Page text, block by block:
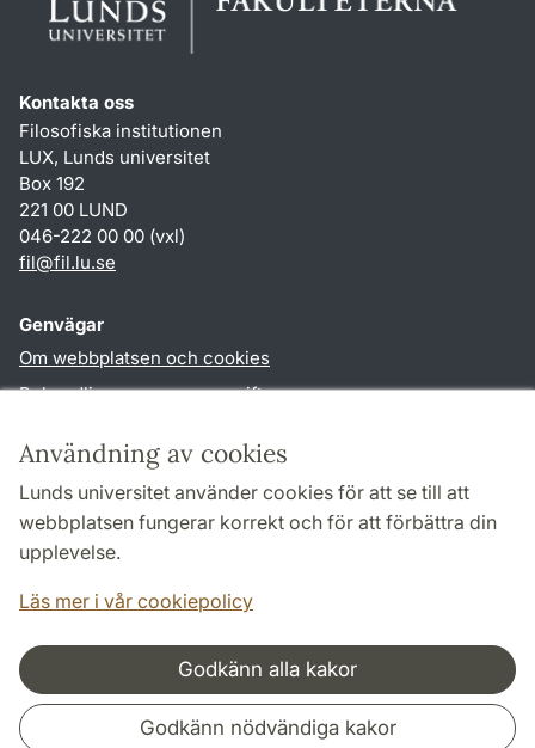
Användning av cookies
Lunds universitet använder cookies för att se till att
webbplatsen fungerar korrekt och för att förbättra din
upplevelse.
Läs mer i vår cookiepolicy
Godkänn alla kakor
Godkänn nödvändiga kakor
Kontakta oss
Filosofiska institutionen
LUX, Lunds universitet
Box 192
221 00 LUND
046-222 00 00 (vxl)
fil@fil.lu.se
Genvägar
Om webbplatsen och cookies
Behandling av personuppgifter
TYPO3-login
Följ oss i sociala medier
Samarbeten och nätverk